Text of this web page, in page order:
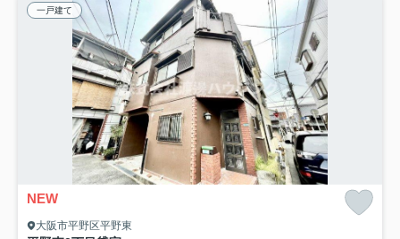
一戸建て
NEW
大阪市平野区平野東